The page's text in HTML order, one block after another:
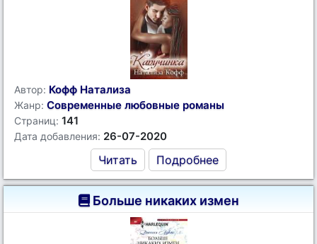
Автор: Кофф Натализа
Жанр: Современные любовные романы
Страниц: 141
Дата добавления: 26-07-2020
Читать Подробнее
Больше никаких измен